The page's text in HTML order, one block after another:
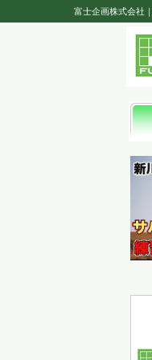
富士企画株式会社